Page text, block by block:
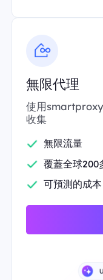
無限代理
使用
收集
無限流量
覆蓋全球200
可預測的成本